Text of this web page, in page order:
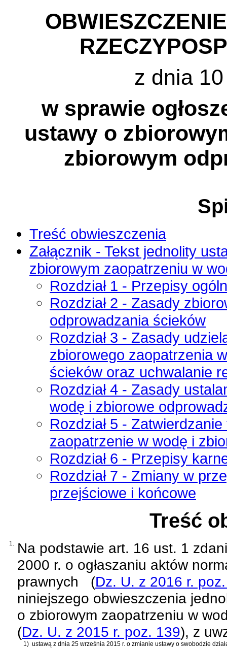
z dnia
w sprawie
ustawy o
zbiorowym
Treść obwieszczenia
Załącznik - Tekst jednolity
zbiorowym zaopatrzeniu w
Rozdział 1 - Przepisy
Rozdział 2 - Zasady
odprowadzania ścieków
Rozdział 3 - Zasady
zbiorowego zaopatrzenia
ścieków oraz uchwalanie
Rozdział 4 - Zasady
wodę i zbiorowe
Rozdział 5 -
zaopatrzenie w wodę i
Rozdział 6 - Przepisy
Rozdział 7 - Zmiany w
przejściowe i końcowe
Treść
1. Na podstawie art. 16 ust. 1
2000 r. o ogłaszaniu aktów
prawnych
(Dz. U. z 2016 r.
niniejszego obwieszczenia
o zbiorowym zaopatrzeniu w
(Dz. U. z 2015 r. poz. 139), z
1) ustawą z dnia 25 września 2015 r. o zmianie ustawy o swobodzie